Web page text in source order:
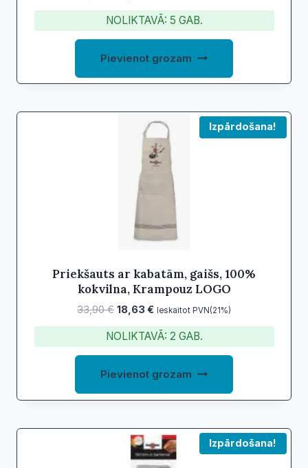
price
was:
23,40 €.
price
is:
13,52 €.
NOLIKTAVĀ: 5 GAB.
Pievienot grozam
Izpārdošana!
Priekšauts ar kabatām, gaišs, 100%
kokvilna, Krampouz LOGO
33,90€ Original
price
was:
33,90 €.
18,63€Current
price
is:
18,63 €.
Ieskaitot PVN(21%)
NOLIKTAVĀ: 2 GAB.
Pievienot grozam
Izpārdošana!